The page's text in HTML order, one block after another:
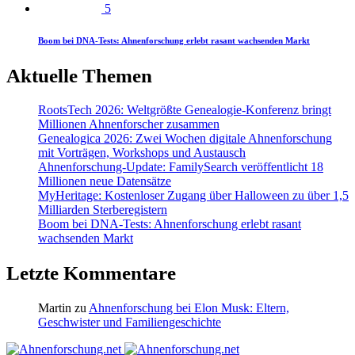
5
Boom bei DNA-Tests: Ahnenforschung erlebt rasant wachsenden Markt
Aktuelle Themen
RootsTech 2026: Weltgrößte Genealogie-Konferenz bringt
Millionen Ahnenforscher zusammen
Genealogica 2026: Zwei Wochen digitale Ahnenforschung
mit Vorträgen, Workshops und Austausch
Ahnenforschung-Update: FamilySearch veröffentlicht 18
Millionen neue Datensätze
MyHeritage: Kostenloser Zugang über Halloween zu über 1,5
Milliarden Sterberegistern
Boom bei DNA-Tests: Ahnenforschung erlebt rasant
wachsenden Markt
Letzte Kommentare
Martin zu Ahnenforschung bei Elon Musk: Eltern,
Geschwister und Familiengeschichte